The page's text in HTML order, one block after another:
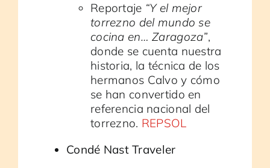
Reportaje “Y el mejor
torrezno del mundo se
cocina en… Zaragoza”,
donde se cuenta nuestra
historia, la técnica de los
hermanos Calvo y cómo
se han convertido en
referencia nacional del
torrezno. REPSOL
Condé Nast Traveler